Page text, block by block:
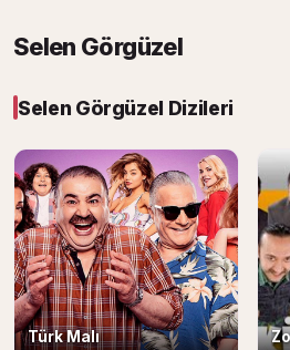
Selen Görgüzel
Selen Görgüzel Dizileri
Türk Malı